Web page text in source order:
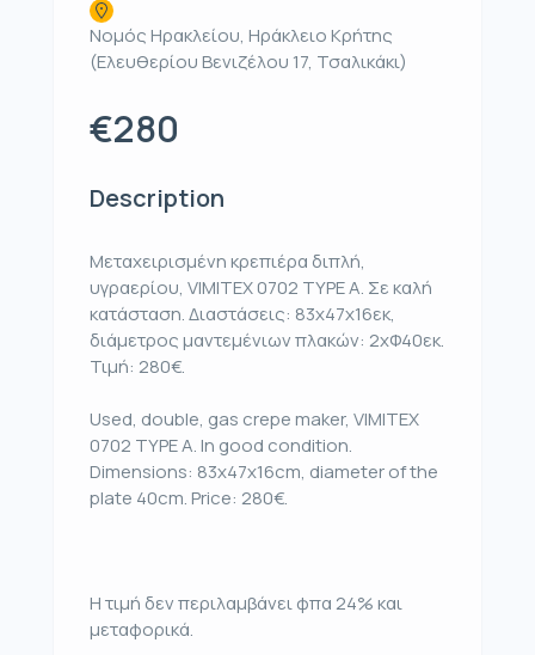
Νομός Ηρακλείου, Ηράκλειο Κρήτης
(Ελευθερίου Βενιζέλου 17, Τσαλικάκι)
€280
Description
Μεταχειρισμένη κρεπιέρα διπλή,
υγραερίου, VIMITEX 0702 TYPE A. Σε καλή
κατάσταση. Διαστάσεις: 83x47x16εκ,
διάμετρος μαντεμένιων πλακών: 2xΦ40εκ.
Τιμή: 280€.
Used, double, gas crepe maker, VIMITEX
0702 TYPE A. In good condition.
Dimensions: 83x47x16cm, diameter of the
plate 40cm. Price: 280€.
Η τιμή δεν περιλαμβάνει φπα 24% και
μεταφορικά.